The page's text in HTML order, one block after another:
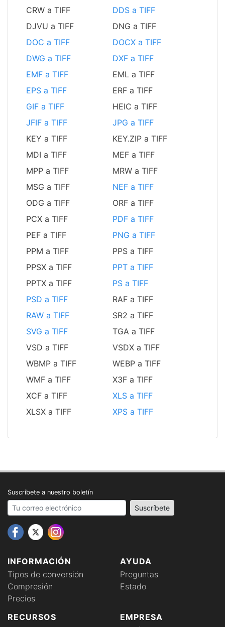
CRW a TIFF
DDS a TIFF
DJVU a TIFF
DNG a TIFF
DOC a TIFF
DOCX a TIFF
DWG a TIFF
DXF a TIFF
EMF a TIFF
EML a TIFF
EPS a TIFF
ERF a TIFF
GIF a TIFF
HEIC a TIFF
JFIF a TIFF
JPG a TIFF
KEY a TIFF
KEY.ZIP a TIFF
MDI a TIFF
MEF a TIFF
MPP a TIFF
MRW a TIFF
MSG a TIFF
NEF a TIFF
ODG a TIFF
ORF a TIFF
PCX a TIFF
PDF a TIFF
PEF a TIFF
PNG a TIFF
PPM a TIFF
PPS a TIFF
PPSX a TIFF
PPT a TIFF
PPTX a TIFF
PS a TIFF
PSD a TIFF
RAF a TIFF
RAW a TIFF
SR2 a TIFF
SVG a TIFF
TGA a TIFF
VSD a TIFF
VSDX a TIFF
WBMP a TIFF
WEBP a TIFF
WMF a TIFF
X3F a TIFF
XCF a TIFF
XLS a TIFF
XLSX a TIFF
XPS a TIFF
INFORMACIÓN
Tipos de conversión
Compresión
Precios
AYUDA
Preguntas
Estado
RECURSOS
EMPRESA
Suscríbete a nuestro boletín
Your email address Suscríbete